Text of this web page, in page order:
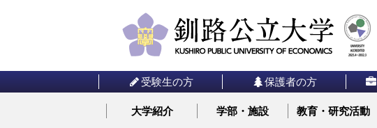
受験生の方 保護者の方
大学紹介 学部・施設 教育・研究活動